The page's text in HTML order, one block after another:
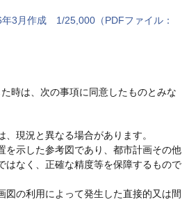
3月作成 1/25,000（PDFファイル：
時は、次の事項に同意したものとみな
現況と異なる場合があります。
を示した参考図であり、都市計画その他
はなく、正確な精度等を保障するもので
図の利用によって発生した直接的又は間